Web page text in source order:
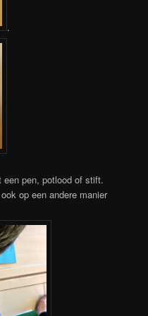
.
pen, potlood of stift.
op een andere manier